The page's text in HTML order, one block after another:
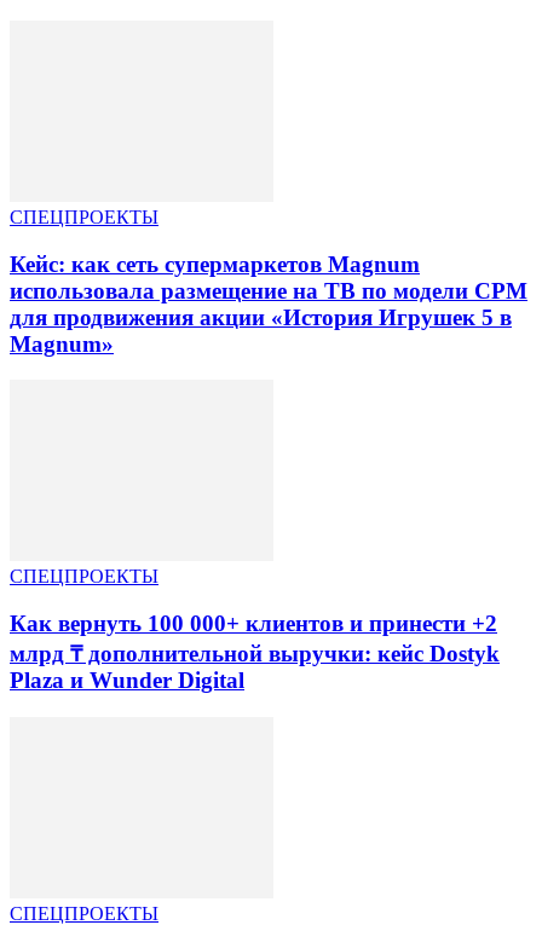
СПЕЦПРОЕКТЫ
Кейс: как сеть супермаркетов Magnum
использовала размещение на ТВ по модели CPM
для продвижения акции «История Игрушек 5 в
Magnum»
СПЕЦПРОЕКТЫ
Как вернуть 100 000+ клиентов и принести +2
млрд ₸ дополнительной выручки: кейс Dostyk
Plaza и Wunder Digital
СПЕЦПРОЕКТЫ